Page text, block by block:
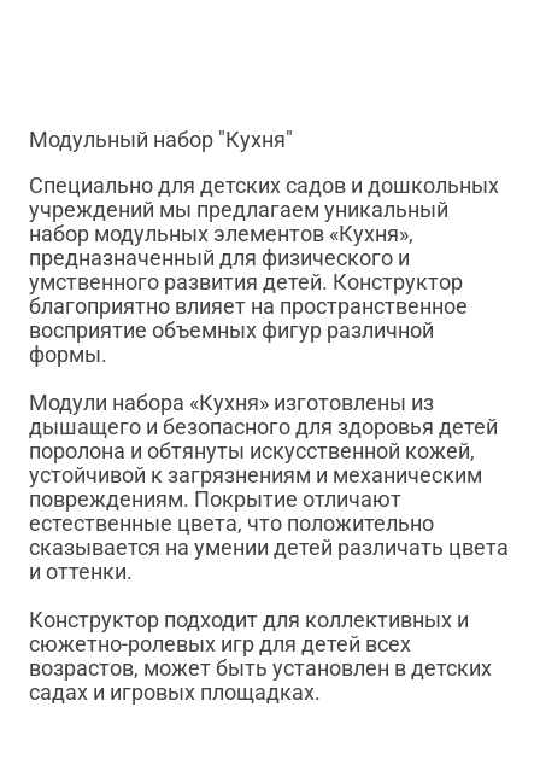
Модульный набор "Кухня"
Специально для детских садов и дошкольных
учреждений мы предлагаем уникальный
набор модульных элементов «Кухня»,
предназначенный для физического и
умственного развития детей. Конструктор
благоприятно влияет на пространственное
восприятие объемных фигур различной
формы.
Модули набора «Кухня» изготовлены из
дышащего и безопасного для здоровья детей
поролона и обтянуты искусственной кожей,
устойчивой к загрязнениям и механическим
повреждениям. Покрытие отличают
естественные цвета, что положительно
сказывается на умении детей различать цвета
и оттенки.
Конструктор подходит для коллективных и
сюжетно-ролевых игр для детей всех
возрастов, может быть установлен в детских
садах и игровых площадках.